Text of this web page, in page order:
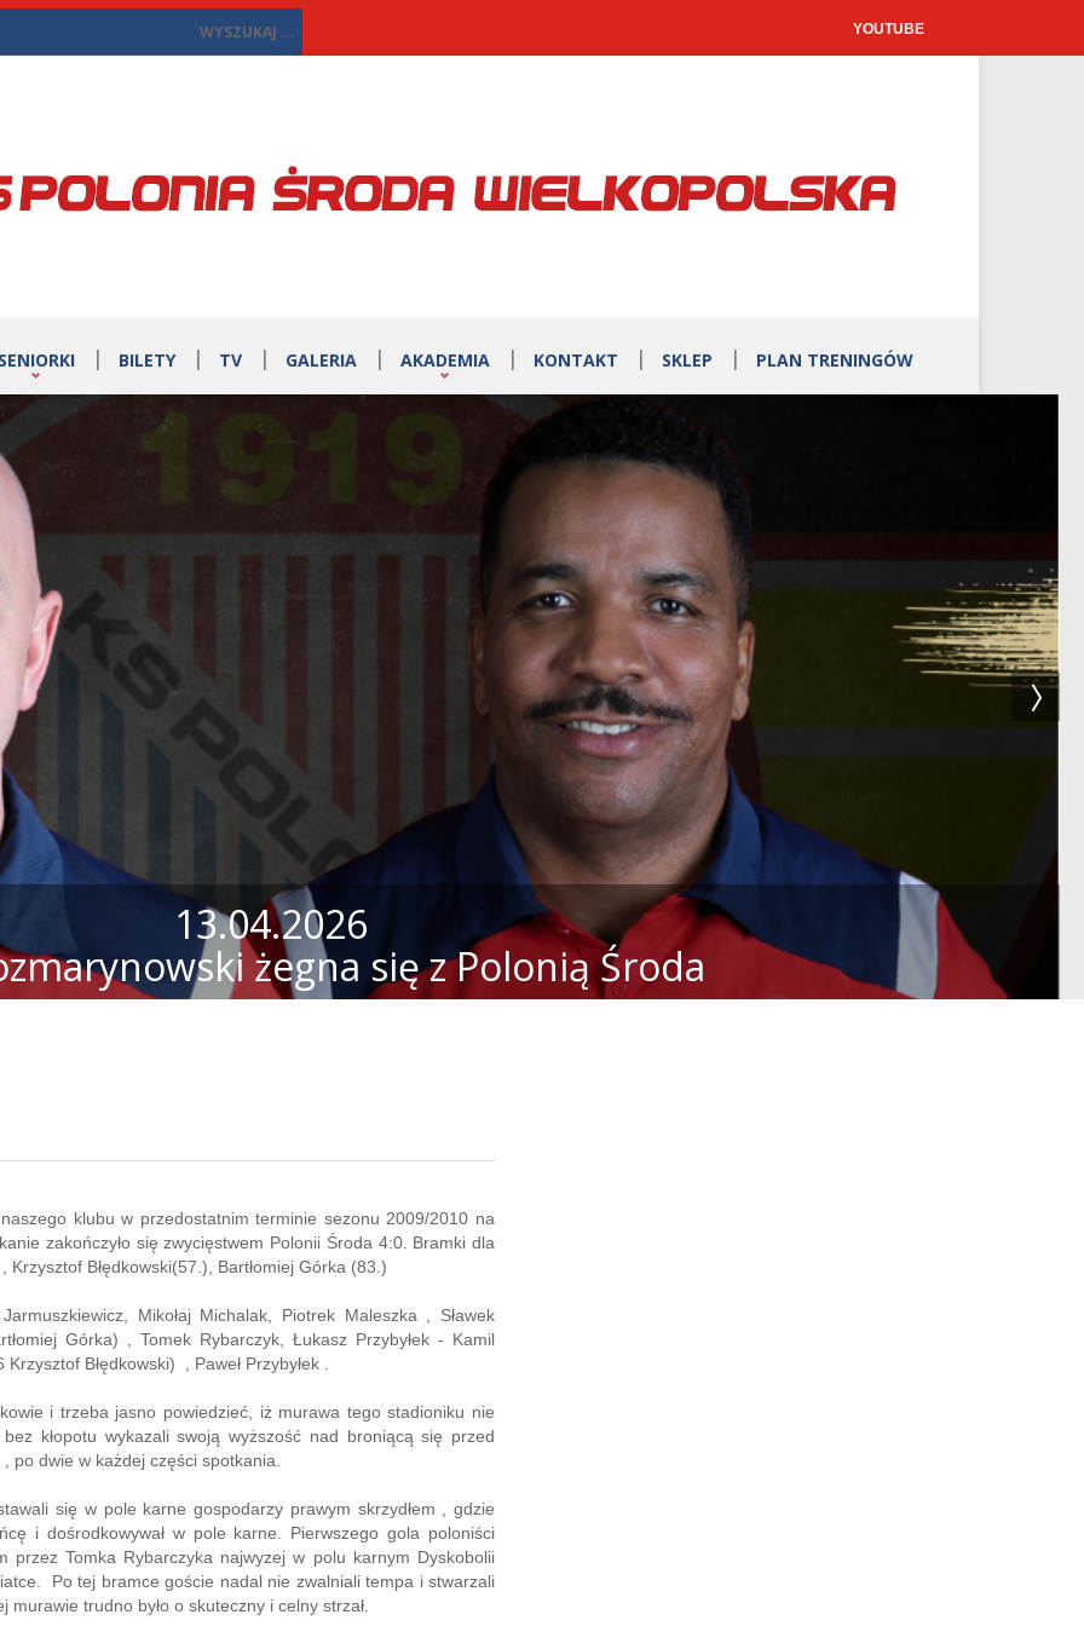
YOUTUBE
BILETY TV GALERIA AKADEMIA KONTAKT SKLEP PLAN TRENINGÓW
13.04.2026
żegna się z Polonią Środa
klubu w przedostatnim terminie sezonu 2009/2010 na
zakończyło się zwycięstwem Polonii Środa 4:0. Bramki dla
Błędkowski(57.), Bartłomiej Górka (83.)
Mikołaj Michalak, Piotrek Maleszka , Sławek
Górka) , Tomek Rybarczyk, Łukasz Przybyłek - Kamil
Błędkowski) , Paweł Przybyłek .
i trzeba jasno powiedzieć, iż murawa tego stadioniku nie
kłopotu wykazali swoją wyższość nad broniącą się przed
po dwie w każdej części spotkania.
się w pole karne gospodarzy prawym skrzydłem , gdzie
i dośrodkowywał w pole karne. Pierwszego gola poloniści
Tomka Rybarczyka najwyzej w polu karnym Dyskobolii
Po tej bramce goście nadal nie zwalniali tempa i stwarzali
trudno było o skuteczny i celny strzał.